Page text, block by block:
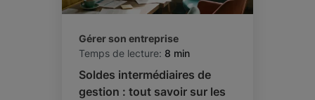
Gérer son entreprise
Temps de lecture: 8 min
Soldes intermédiaires de
gestion : tout savoir sur les